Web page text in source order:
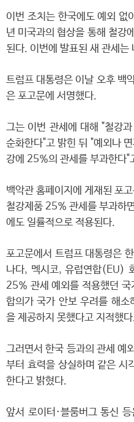
이번 조치는 한국에도 예외
년 미국과의 협상을 통해 철강
된다. 이번에 발표된 새 관세
트럼프 대통령은 이날 오후 백
은 포고문에 서명했다.
그는 이번 관세에 대해 "철강
순화한다"고 밝힌 뒤 "예외나
강에 25%의 관세를 부과한다"
백악관 홈페이지에 게재된 포
철강제품 25% 관세를 부과하
에도 일률적으로 적용된다.
포고문에서 트럼프 대통령은
나다, 멕시코, 유럽연합(EU)
25% 관세 예외를 적용했던 국
합의가 국가 안보 우려를 해소
을 제공하지 못했다고 지적했
그러면서 한국 등과의 관세 예
부터 효력을 상실하며 같은 시
한다고 밝혔다.
앞서 로이터·블룸버그 통신